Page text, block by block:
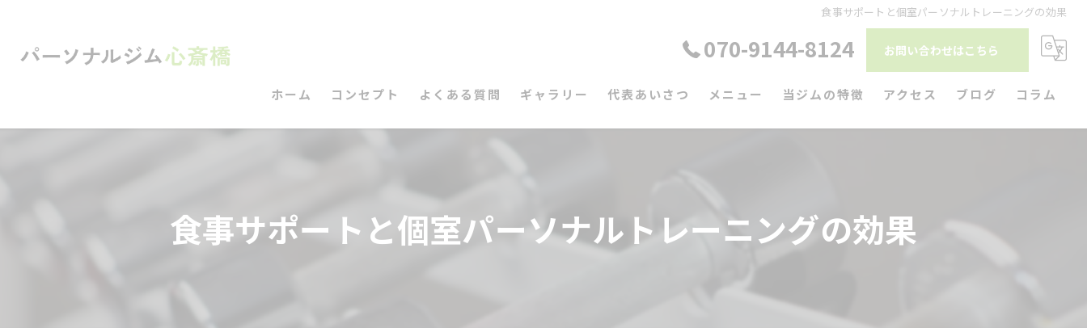
食事サポートと個室パーソナルトレーニングの効果
070-9144-8124 お問い合わせはこちら
ホーム コンセプト よくある質問 ギャラリー 代表あいさつ メニュー 当ジムの特徴
リハビリ
アクセス ブログ コラム
食事サポートと個室パーソナルトレーニングの効果